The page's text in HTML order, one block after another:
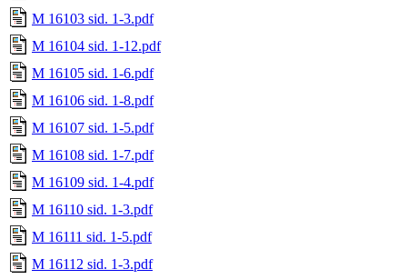
M 16103 sid. 1-3.pdf
M 16104 sid. 1-12.pdf
M 16105 sid. 1-6.pdf
M 16106 sid. 1-8.pdf
M 16107 sid. 1-5.pdf
M 16108 sid. 1-7.pdf
M 16109 sid. 1-4.pdf
M 16110 sid. 1-3.pdf
M 16111 sid. 1-5.pdf
M 16112 sid. 1-3.pdf